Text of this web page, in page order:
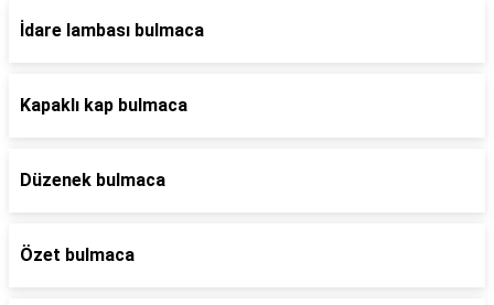
İdare lambası bulmaca
Kapaklı kap bulmaca
Düzenek bulmaca
Özet bulmaca